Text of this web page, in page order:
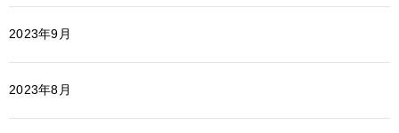
2023年9月
2023年8月